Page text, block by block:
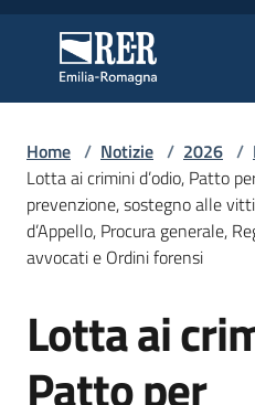
Regione Emilia-
Regione Emilia-
Regione
Novità
Servizi
Home / Notizie / 2026 /
Lotta ai crimini d’odio, Patto
prevenzione, sostegno alle
d’Appello, Procura generale,
avvocati e Ordini forensi
Salta al contenuto
Lotta ai
Patto per